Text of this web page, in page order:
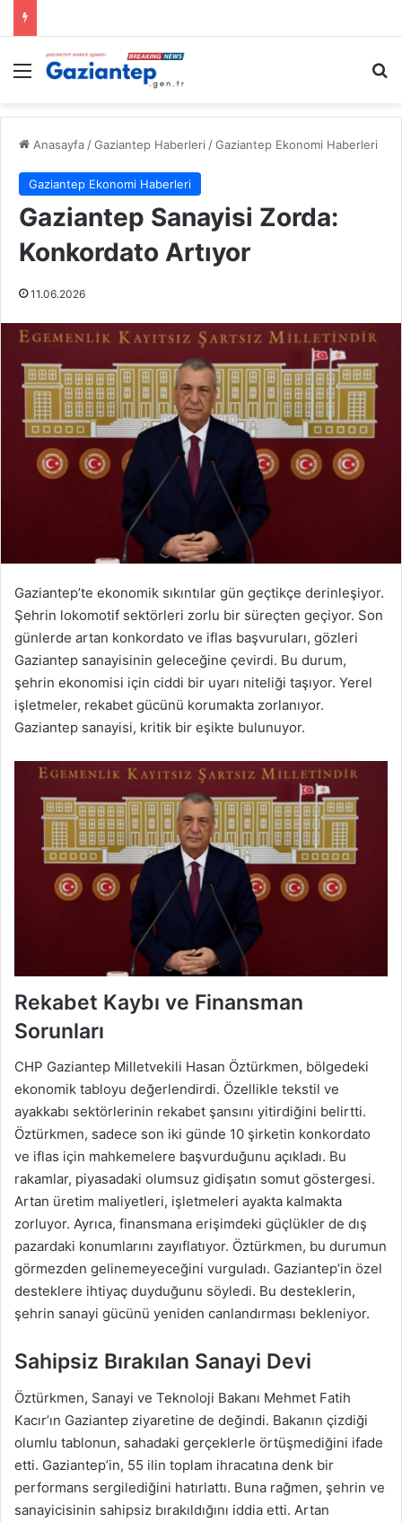
Menü
Anasayfa /Gaziantep Haberleri /Gaziantep Ekonomi Haberleri
Gaziantep Ekonomi Haberleri
Gaziantep Sanayisi Zorda:
Konkordato Artıyor
11.06.2026
Gaziantep’te ekonomik sıkıntılar gün geçtikçe derinleşiyor.
Şehrin lokomotif sektörleri zorlu bir süreçten geçiyor. Son
günlerde artan konkordato ve iflas başvuruları, gözleri
Gaziantep sanayisinin geleceğine çevirdi. Bu durum,
şehrin ekonomisi için ciddi bir uyarı niteliği taşıyor. Yerel
işletmeler, rekabet gücünü korumakta zorlanıyor.
Gaziantep sanayisi, kritik bir eşikte bulunuyor.
Rekabet Kaybı ve Finansman
Sorunları
CHP Gaziantep Milletvekili Hasan Öztürkmen, bölgedeki
ekonomik tabloyu değerlendirdi. Özellikle tekstil ve
ayakkabı sektörlerinin rekabet şansını yitirdiğini belirtti.
Öztürkmen, sadece son iki günde 10 şirketin konkordato
ve iflas için mahkemelere başvurduğunu açıkladı. Bu
rakamlar, piyasadaki olumsuz gidişatın somut göstergesi.
Artan üretim maliyetleri, işletmeleri ayakta kalmakta
zorluyor. Ayrıca, finansmana erişimdeki güçlükler de dış
pazardaki konumlarını zayıflatıyor. Öztürkmen, bu durumun
görmezden gelinemeyeceğini vurguladı. Gaziantep’in özel
desteklere ihtiyaç duyduğunu söyledi. Bu desteklerin,
şehrin sanayi gücünü yeniden canlandırması bekleniyor.
Sahipsiz Bırakılan Sanayi Devi
Öztürkmen, Sanayi ve Teknoloji Bakanı Mehmet Fatih
Kacır’ın Gaziantep ziyaretine de değindi. Bakanın çizdiği
olumlu tablonun, sahadaki gerçeklerle örtüşmediğini ifade
etti. Gaziantep’in, 55 ilin toplam ihracatına denk bir
performans sergilediğini hatırlattı. Buna rağmen, şehrin ve
sanayicisinin sahipsiz bırakıldığını iddia etti. Artan